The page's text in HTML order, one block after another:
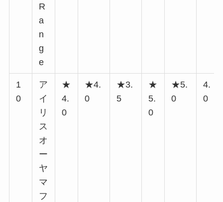
R
a
n
g
e
1
0
ア
イ
リ
ス
オ
ー
ヤ
マ
フ
★
4.
0
★4.
0
★3.
5
★
5.
0
★5.
0
4.
0